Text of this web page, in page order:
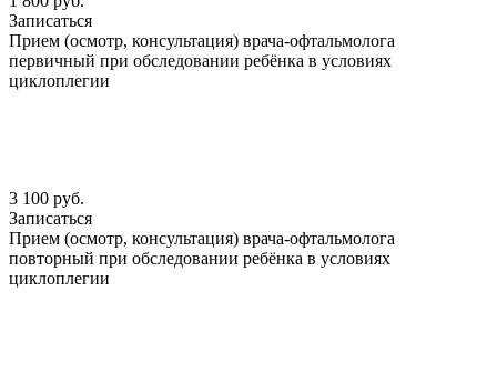
Записаться
Прием (осмотр, консультация) врача-офтальмолога
первичный при обследовании ребёнка в условиях
циклоплегии
3 100 руб.
Записаться
Прием (осмотр, консультация) врача-офтальмолога
повторный при обследовании ребёнка в условиях
циклоплегии